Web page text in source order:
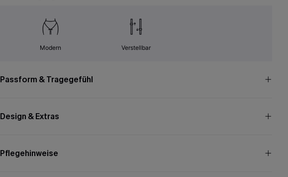
Modern Verstellbar
Passform & Tragegefühl
Design & Extras
Pflegehinweise